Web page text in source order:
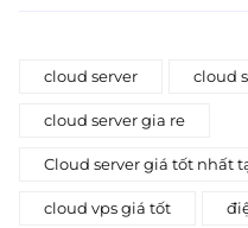
cloud server cloud
cloud server gia re
Cloud server giá tốt nhất
cloud vps giá tốt